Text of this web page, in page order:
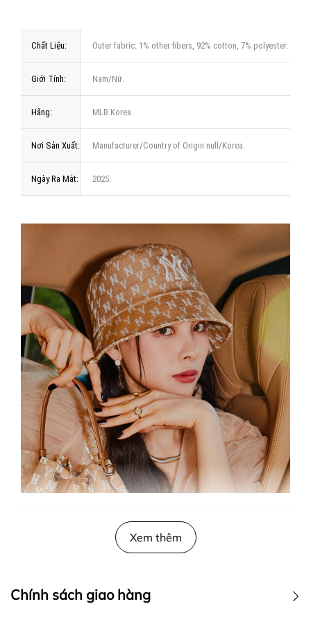
Chất Liệu: Outer fabric: 1% other fibers, 92% cotton, 7% polyester.
Giới Tính: Nam/Nữ.
Hãng: MLB Korea.
Nơi Sản Xuất: Manufacturer/Country of Origin null/Korea.
Ngày Ra Mắt: 2025.
Xem thêm
Chính sách giao hàng